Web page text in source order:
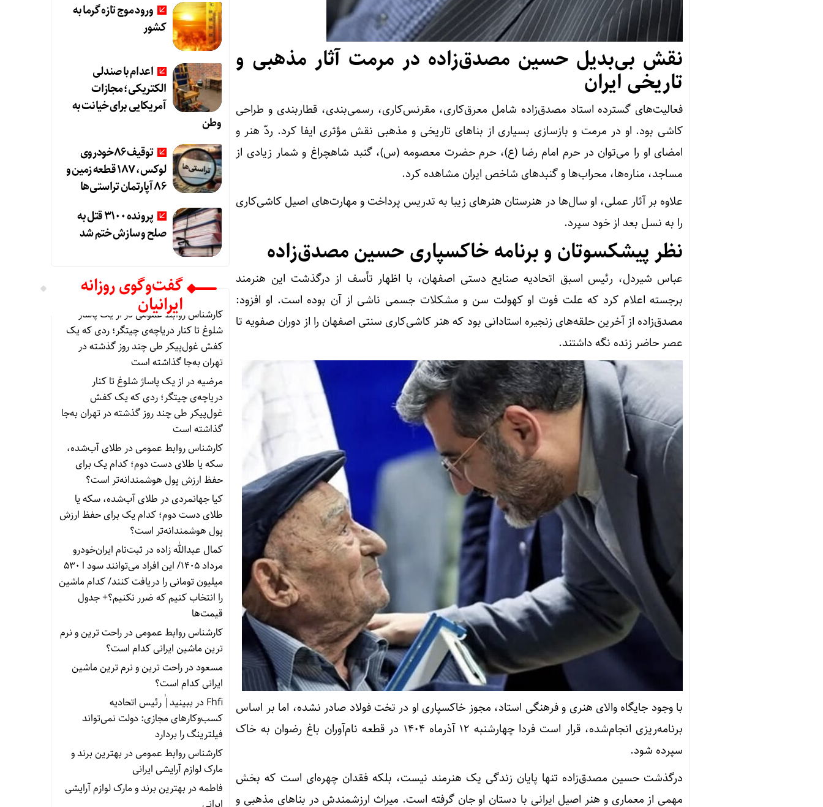
نقش بی‌بدیل حسین مصدق‌زاده در مرمت آثار مذهبی و
تاریخی ایران
فعالیت‌های گسترده استاد مصدق‌زاده شامل معرق‌کاری، مقرنس‌کاری، رسمی‌بندی، قطاربندی و طراحی
کاشی بود. او در مرمت و بازسازی بسیاری از بناهای تاریخی و مذهبی نقش مؤثری ایفا کرد. ردّ هنر و
امضای او را می‌توان در حرم امام رضا (ع)، حرم حضرت معصومه (س)، گنبد شاهچراغ و شمار زیادی از
مساجد، مناره‌ها، محراب‌ها و گنبدهای شاخص ایران مشاهده کرد.
علاوه بر آثار عملی، او سال‌ها در هنرستان هنرهای زیبا به تدریس پرداخت و مهارت‌های اصیل کاشی‌کاری
را به نسل بعد از خود سپرد.
نظر پیشکسوتان و برنامه خاکسپاری حسین مصدق‌زاده
عباس شیردل، رئیس اسبق اتحادیه صنایع دستی اصفهان، با اظهار تأسف از درگذشت این هنرمند
برجسته اعلام کرد که علت فوت او کهولت سن و مشکلات جسمی ناشی از آن بوده است. او افزود:
مصدق‌زاده از آخرین حلقه‌های زنجیره استادانی بود که هنر کاشی‌کاری سنتی اصفهان را از دوران صفویه تا
عصر حاضر زنده نگه داشتند.
با وجود جایگاه والای هنری و فرهنگی استاد، مجوز خاکسپاری او در تخت فولاد صادر نشده، اما بر اساس
برنامه‌ریزی انجام‌شده، قرار است فردا چهارشنبه ۱۲ آذرماه ۱۴۰۴ در قطعه نام‌آوران باغ رضوان به خاک
سپرده شود.
درگذشت حسین مصدق‌زاده تنها پایان زندگی یک هنرمند نیست، بلکه فقدان چهره‌ای است که بخش
مهمی از معماری و هنر اصیل ایرانی با دستان او جان گرفته است. میراث ارزشمندش در بناهای مذهبی و
ورود موج تازه گرما به
کشور
اعدام با صندلی
الکتریکی؛ مجازات
آمریکایی برای خیانت به
وطن
توقیف 86خودروی
لوکس، 187 قطعه زمین و
86 آپارتمان تراستی‌ها
پرونده 3100 قتل به
صلح و سازش ختم شد
گفت‌وگوی روزانه
ایرانیان
کارشناس روابط عمومیدر از یک پاساژ
شلوغ تا کنار دریاچه‌ی چیتگر؛ ردی که یک
کفش غول‌پیکر طی چند روز گذشته در
تهران به‌جا گذاشته است
مرضیهدر از یک پاساژ شلوغ تا کنار
دریاچه‌ی چیتگر؛ ردی که یک کفش
غول‌پیکر طی چند روز گذشته در تهران به‌جا
گذاشته است
کارشناس روابط عمومیدر طلای آب‌شده،
سکه یا طلای دست دوم؛ کدام یک برای
حفظ ارزش پول هوشمندانه‌تر است؟
کیا جهانمردیدر طلای آب‌شده، سکه یا
طلای دست دوم؛ کدام یک برای حفظ ارزش
پول هوشمندانه‌تر است؟
کمال عبدالله زادهدر ثبت‌نام ایران‌خودرو
مرداد ۱۴۰۵/ این افراد می‌توانند سود ا ۵۳۰
میلیون تومانی را دریافت کنند/ کدام ماشین
را انتخاب کنیم که ضرر نکنیم؟+ جدول
قیمت‌ها
کارشناس روابط عمومیدرراحت ترین و نرم
ترین ماشین ایرانی کدام است؟
مسعوددرراحت ترین و نرم ترین ماشین
ایرانی کدام است؟
Fhfiدر ببینید| ٰرئیس اتحادیه
کسب‌وکارهای مجازی: دولت نمی‌تواند
فیلترینگ را بردارد
کارشناس روابط عمومیدر بهترین برند و
مارک لوازم آرایشی ایرانی
فاطمهدر بهترین برند و مارک لوازم آرایشی